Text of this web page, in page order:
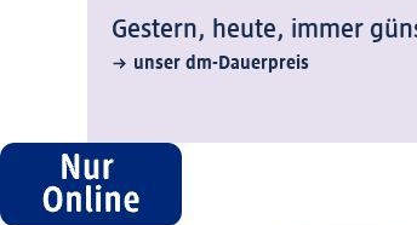
Gestern, heute, immer
unser dm-Dauerpreis